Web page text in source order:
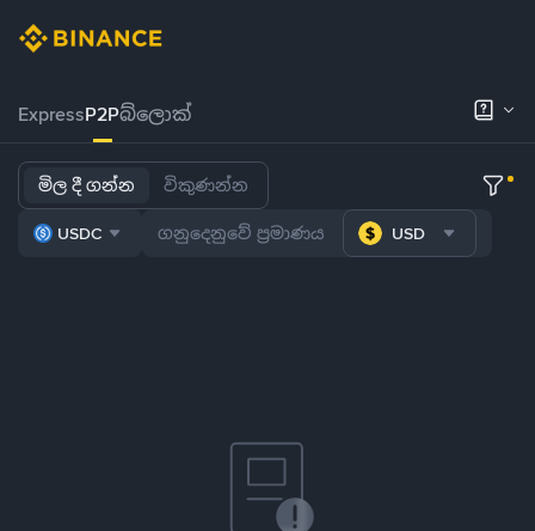
ExpressP2Pබ්ලොක්
මිල දී ගන්න විකුණන්න
USDC USD